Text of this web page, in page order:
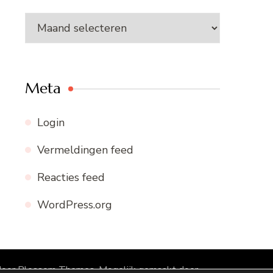
Archieven
Meta
Login
Vermeldingen feed
Reacties feed
WordPress.org
Blossom Themes. Mogelijk gemaakt door